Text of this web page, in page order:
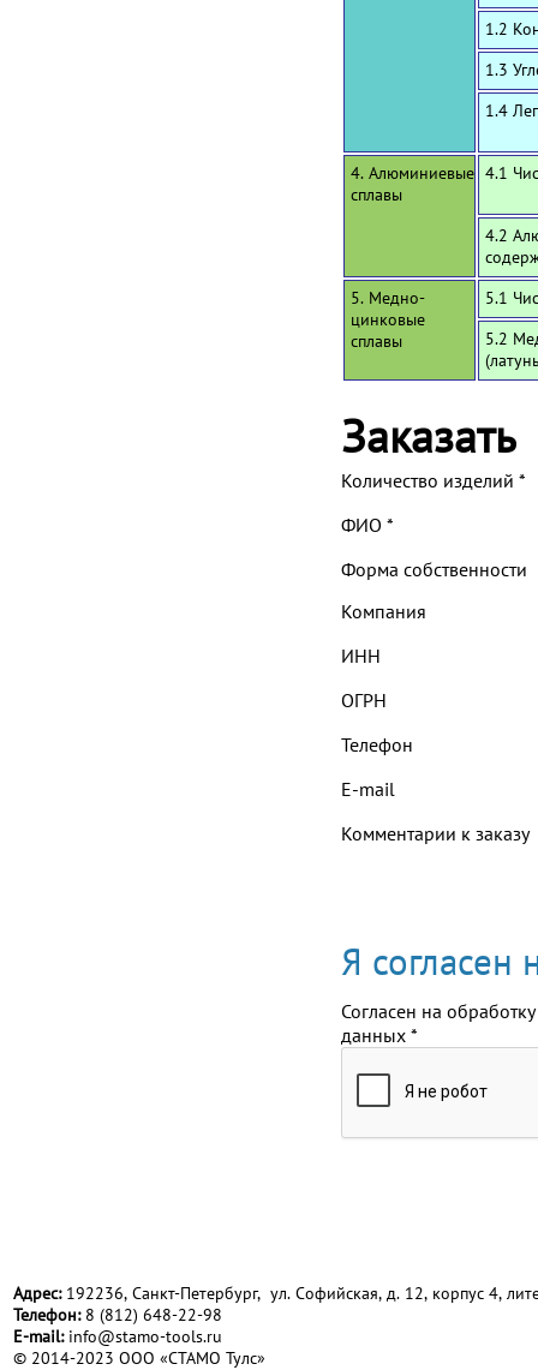
1.2
1.3
1.4
4. Алюминиевые
сплавы
4.1
4.2
5. Медно-
цинковые
сплавы
5.1
5.2
Заказать
Количество изделий *
ФИО *
Форма собственности
Компания
ИНН
ОГРН
Телефон
E-mail
Комментарии к заказу
Я согласен
Согласен на обработку
данных *
Адрес:192236, Санкт-Петербург, ул. Софийская, д. 12, корпус 4,
Телефон:8 (812) 648-22-98
Е-mail: info@stamo-tools.ru
© 2014-2023 ООО «СТАМО Тулс»